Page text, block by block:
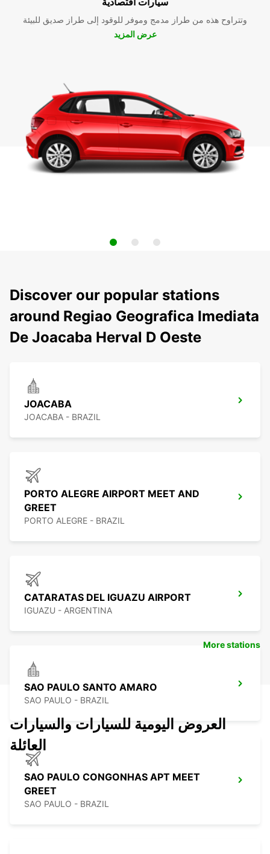
وتتراوح هذه من طراز مدمج وموفر للوقود إلى طراز صديق للبيئة
عرض المزيد
Discover our popular stations
around Regiao Geografica Imediata
De Joacaba Herval D Oeste
JOACABA
JOACABA - BRAZIL
PORTO ALEGRE AIRPORT MEET AND
GREET
PORTO ALEGRE - BRAZIL
CATARATAS DEL IGUAZU AIRPORT
IGUAZU - ARGENTINA
SAO PAULO SANTO AMARO
SAO PAULO - BRAZIL
SAO PAULO CONGONHAS APT MEET
GREET
SAO PAULO - BRAZIL
More stations
العروض اليومية للسيارات والسيارات
العائلة